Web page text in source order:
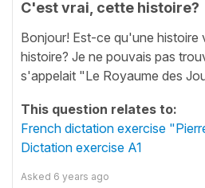
C'est vrai, cette histoire?
Bonjour! Est-ce qu'une histoire
histoire? Je ne pouvais pas
s'appelait "Le Royaume des
This question relates to:
French dictation exercise
Dictation exercise A1
Asked 6 years ago